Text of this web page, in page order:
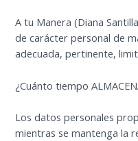
A tu Manera (Diana
de carácter personal de
adecuada, pertinente,
¿Cuánto tiempo
Los datos personales
mientras se mantenga la